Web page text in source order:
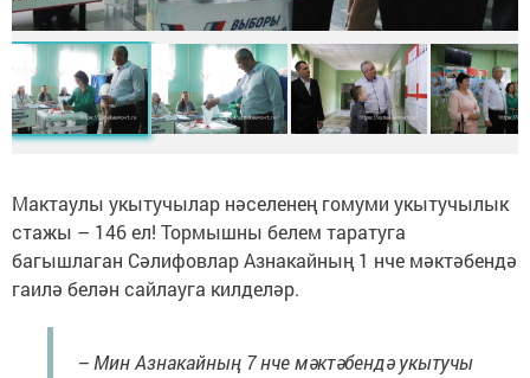
Мактаулы укытучылар нәселенең гомуми укытучылык
стажы – 146 ел! Тормышны белем таратуга
багышлаган Сәлифовлар Азнакайның 1 нче мәктәбендә
гаилә белән сайлауга килделәр.
– Мин Азнакайның 7 нче мәктәбендә укытучы